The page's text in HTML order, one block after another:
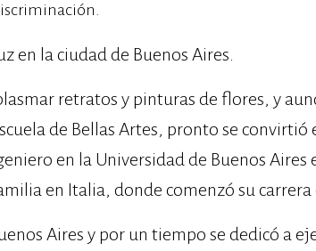
en la ciudad de Buenos Aires.
retratos y pinturas de flores, y
de Bellas Artes, pronto se convirtió
en la Universidad de Buenos Aires
en Italia, donde comenzó su carrera
Aires y por un tiempo se dedicó a